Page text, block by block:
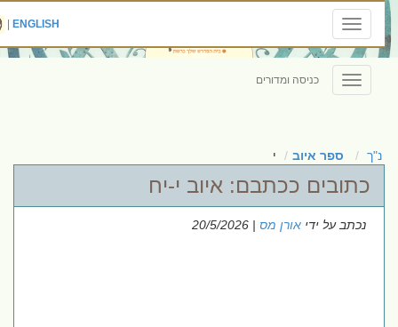
Toggle
navigation
ENGLISH
|
Toggle
navigation
כניסה ומדורים
נ"ך ספר איוב י
כתובים ככתבם: איוב י-יח
נכתב על ידיאורן מס| 20/5/2026